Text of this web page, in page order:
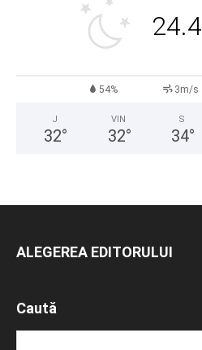
24.4
54% 3m/s
J
32°
VIN
32°
S
34°
ALEGEREA EDITORULUI
Caută